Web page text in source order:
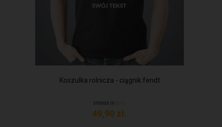
Koszulka rolnicza - ciągnik fendt
49,90 zł.